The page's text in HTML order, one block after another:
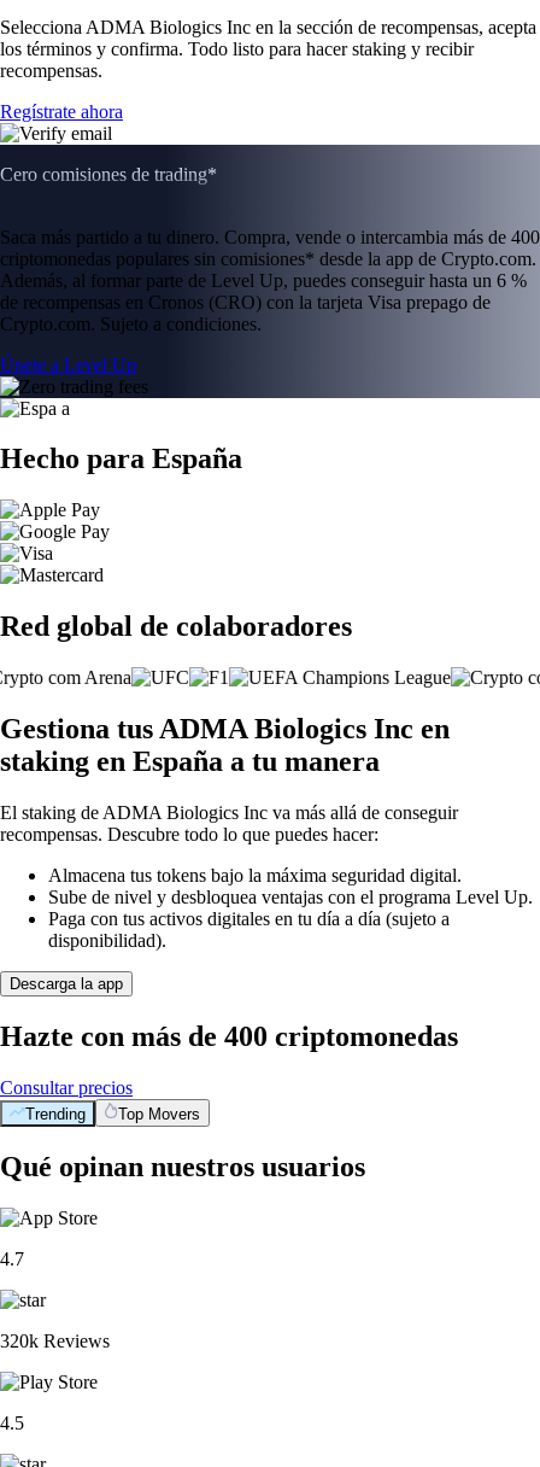
Selecciona ADMA Biologics Inc en la sección de recompensas, acepta
los términos y confirma. Todo listo para hacer staking y recibir
recompensas.
Regístrate ahora
Cero comisiones de trading*
Saca más partido a tu dinero. Compra, vende o intercambia más de 400
criptomonedas populares sin comisiones* desde la app de Crypto.com.
Además, al formar parte de Level Up, puedes conseguir hasta un 6 %
de recompensas en Cronos (CRO) con la tarjeta Visa prepago de
Crypto.com. Sujeto a condiciones.
Únete a Level Up
Hecho para España
Red global de colaboradores
Gestiona tus ADMA Biologics Inc en
staking en España a tu manera
El staking de ADMA Biologics Inc va más allá de conseguir
recompensas. Descubre todo lo que puedes hacer:
Almacena tus tokens bajo la máxima seguridad digital.
Sube de nivel y desbloquea ventajas con el programa Level Up.
Paga con tus activos digitales en tu día a día (sujeto a
disponibilidad).
Descarga la app
Hazte con más de 400 criptomonedas
Consultar precios
Trending Top Movers
Qué opinan nuestros usuarios
4.7
320k Reviews
4.5